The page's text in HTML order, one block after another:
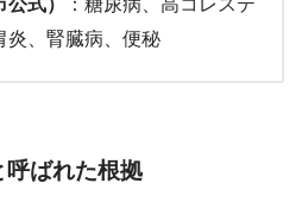
式）
：糖尿病、高コレステ
炎、腎臓病、便秘
呼ばれた根拠